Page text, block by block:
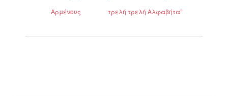
Αρμένους
τρελή τρελή Αλφαβήτα”